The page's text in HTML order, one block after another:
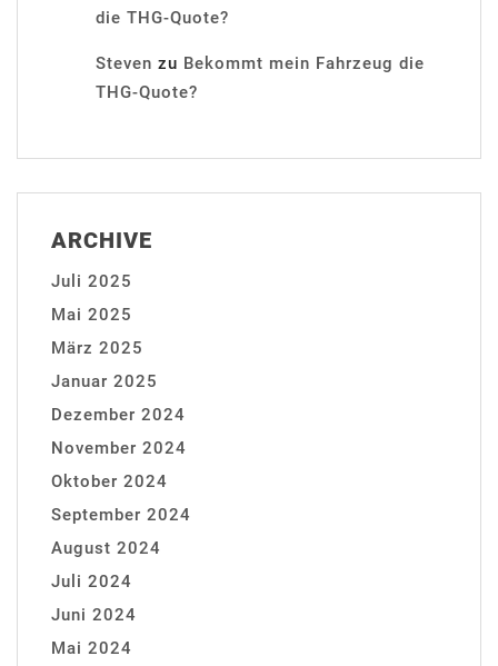
die THG-Quote?
Steven zu Bekommt mein Fahrzeug die
THG-Quote?
ARCHIVE
Juli 2025
Mai 2025
März 2025
Januar 2025
Dezember 2024
November 2024
Oktober 2024
September 2024
August 2024
Juli 2024
Juni 2024
Mai 2024